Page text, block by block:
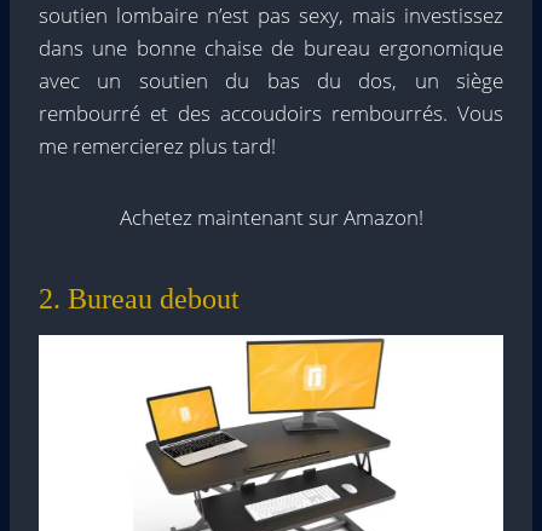
soutien lombaire n’est pas sexy, mais investissez
dans une bonne chaise de bureau ergonomique
avec un soutien du bas du dos, un siège
rembourré et des accoudoirs rembourrés. Vous
me remercierez plus tard!
Achetez maintenant sur Amazon!
2. Bureau debout